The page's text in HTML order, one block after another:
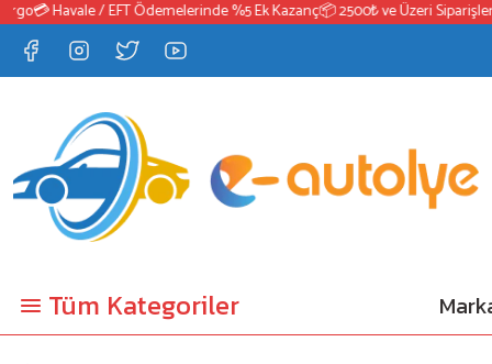
💳 Havale / EFT Ödemelerinde %5 Ek Kazanç📦 2500₺ ve Üzeri Siparişlerde
Tüm Kategoriler